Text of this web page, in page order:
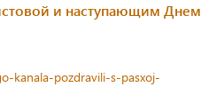
и наступающим Днем
kanala-pozdravili-s-pasxoj-